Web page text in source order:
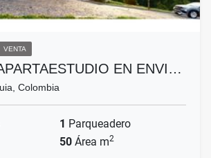
VENTA
EN ENVI…
Colombia
1 Parqueadero
50 Área m2